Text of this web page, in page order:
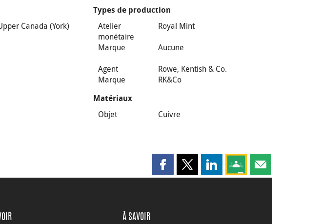
Canada (York)
Types de production
Atelier
monétaire
Royal Mint
Marque
Aucune
Agent
Rowe, Kentish & Co.
Marque
RK&Co
Matériaux
Objet Cuivre
Partager cette page sur Facebook
Partager cette page sur X
Partager cette page sur
Partagez cette page sur
Partager cette
À SAVOIR